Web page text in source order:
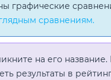
графические
сравнениям.
на его
результаты в